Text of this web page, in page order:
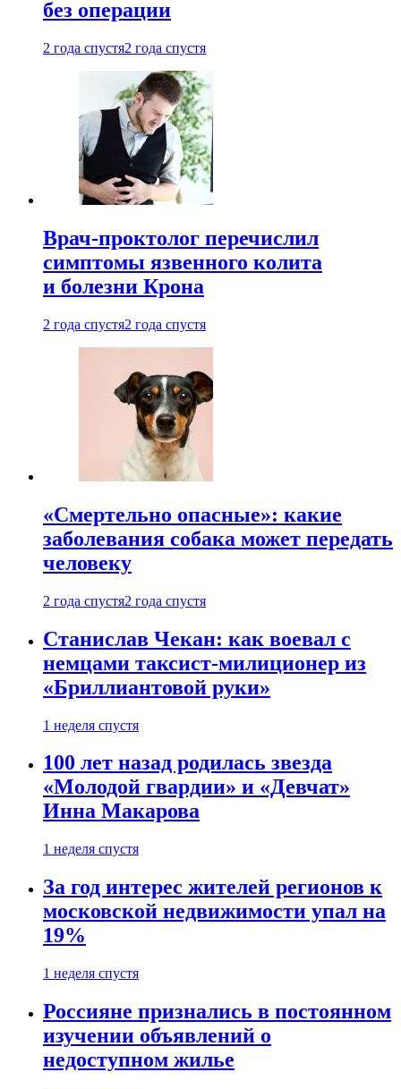
без операции
2 года спустя2 года спустя
Врач-проктолог перечислил
симптомы язвенного колита
и болезни Крона
2 года спустя2 года спустя
«Смертельно опасные»: какие
заболевания собака может передать
человеку
2 года спустя2 года спустя
Станислав Чекан: как воевал с
немцами таксист-милиционер из
«Бриллиантовой руки»
1 неделя спустя
100 лет назад родилась звезда
«Молодой гвардии» и «Девчат»
Инна Макарова
1 неделя спустя
За год интерес жителей регионов к
московской недвижимости упал на
19%
1 неделя спустя
Россияне признались в постоянном
изучении объявлений о
недоступном жилье